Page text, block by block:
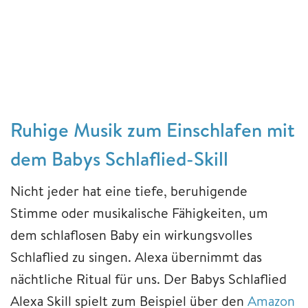
Ruhige Musik zum Einschlafen mit
dem Babys Schlaflied-Skill
Nicht jeder hat eine tiefe, beruhigende
Stimme oder musikalische Fähigkeiten, um
dem schlaflosen Baby ein wirkungsvolles
Schlaflied zu singen. Alexa übernimmt das
nächtliche Ritual für uns. Der Babys Schlaflied
Alexa Skill spielt zum Beispiel über den Amazon